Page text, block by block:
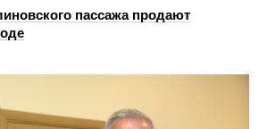
пассажа продают